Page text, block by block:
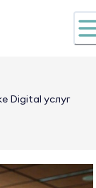
Digital услуг